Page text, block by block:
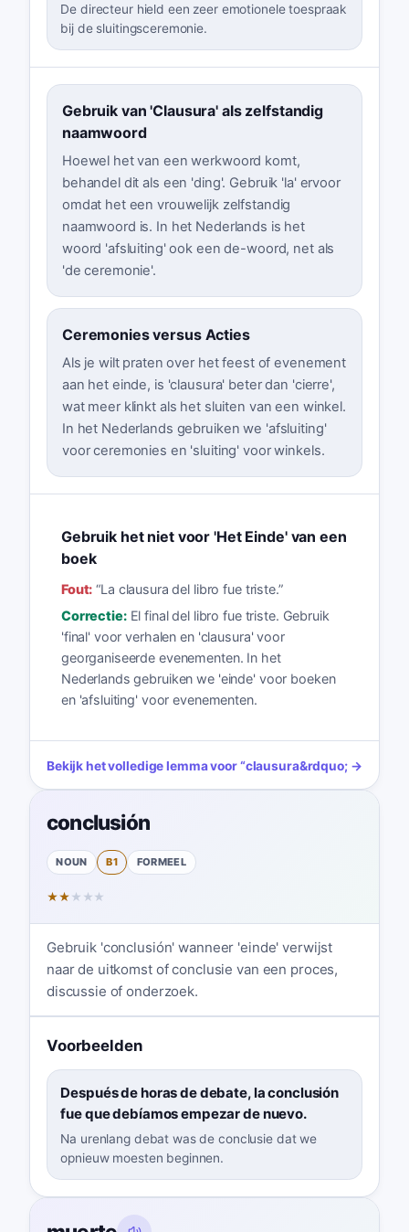
De directeur hield een zeer emotionele toespraak
bij de sluitingsceremonie.
Gebruik van 'Clausura' als zelfstandig
naamwoord
Hoewel het van een werkwoord komt,
behandel dit als een 'ding'. Gebruik 'la' ervoor
omdat het een vrouwelijk zelfstandig
naamwoord is. In het Nederlands is het
woord 'afsluiting' ook een de-woord, net als
'de ceremonie'.
Ceremonies versus Acties
Als je wilt praten over het feest of evenement
aan het einde, is 'clausura' beter dan 'cierre',
wat meer klinkt als het sluiten van een winkel.
In het Nederlands gebruiken we 'afsluiting'
voor ceremonies en 'sluiting' voor winkels.
Gebruik het niet voor 'Het Einde' van een
boek
Fout: “La clausura del libro fue triste.”
Correctie: El final del libro fue triste. Gebruik
'final' voor verhalen en 'clausura' voor
georganiseerde evenementen. In het
Nederlands gebruiken we 'einde' voor boeken
en 'afsluiting' voor evenementen.
Bekijk het volledige lemma voor“clausura&rdquo; →
conclusión
NOUN B1 FORMEEL
★★ ★ ★ ★
Gebruik 'conclusión' wanneer 'einde' verwijst
naar de uitkomst of conclusie van een proces,
discussie of onderzoek.
Voorbeelden
Después de horas de debate, la conclusión
fue que debíamos empezar de nuevo.
Na urenlang debat was de conclusie dat we
opnieuw moesten beginnen.